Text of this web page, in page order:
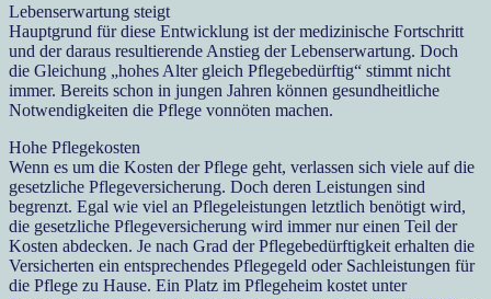
Lebenserwartung steigt
Hauptgrund für diese Entwicklung ist der medizinische Fortschritt
und der daraus resultierende Anstieg der Lebenserwartung. Doch
die Gleichung „hohes Alter gleich Pflegebedürftig“ stimmt nicht
immer. Bereits schon in jungen Jahren können gesundheitliche
Notwendigkeiten die Pflege vonnöten machen.
Hohe Pflegekosten
Wenn es um die Kosten der Pflege geht, verlassen sich viele auf die
gesetzliche Pflegeversicherung. Doch deren Leistungen sind
begrenzt. Egal wie viel an Pflegeleistungen letztlich benötigt wird,
die gesetzliche Pflegeversicherung wird immer nur einen Teil der
Kosten abdecken. Je nach Grad der Pflegebedürftigkeit erhalten die
Versicherten ein entsprechendes Pflegegeld oder Sachleistungen für
die Pflege zu Hause. Ein Platz im Pflegeheim kostet unter